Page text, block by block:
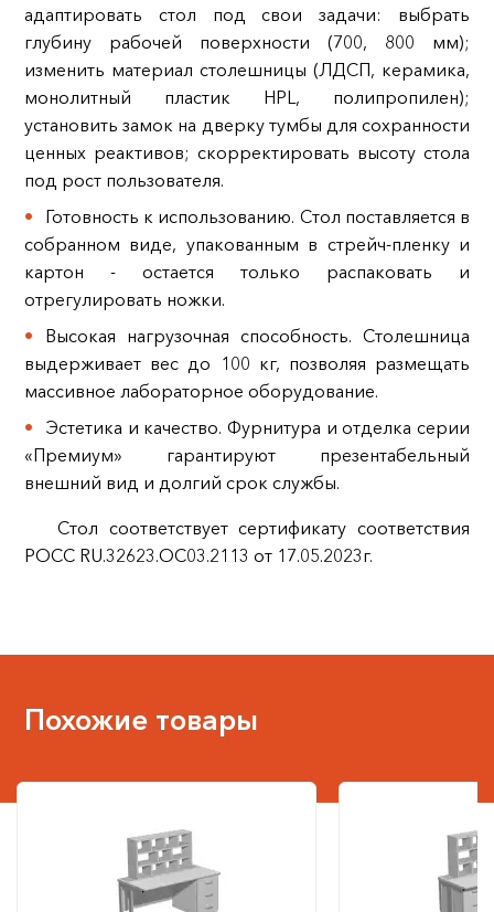
адаптировать стол под свои задачи: выбрать
глубину рабочей поверхности (700, 800 мм);
изменить материал столешницы (ЛДСП, керамика,
монолитный пластик HPL, полипропилен);
установить замок на дверку тумбы для сохранности
ценных реактивов; скорректировать высоту стола
под рост пользователя.
Готовность к использованию. Стол поставляется в
собранном виде, упакованным в стрейч-пленку и
картон - остается только распаковать и
отрегулировать ножки.
Высокая нагрузочная способность. Столешница
выдерживает вес до 100 кг, позволяя размещать
массивное лабораторное оборудование.
Эстетика и качество. Фурнитура и отделка серии
«Премиум» гарантируют презентабельный
внешний вид и долгий срок службы.
Стол соответствует сертификату соответствия
РОСС RU.32623.ОС03.2113 от 17.05.2023г.
Похожие товары